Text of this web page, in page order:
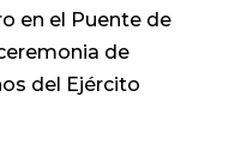
en el Puente de
de
del Ejército